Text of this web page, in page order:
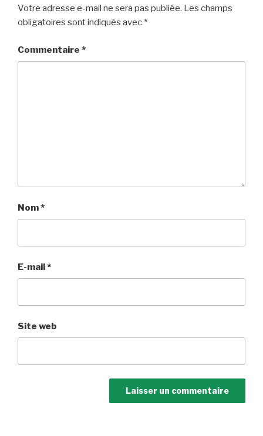
Votre adresse e-mail ne sera pas publiée. Les champs
obligatoires sont indiqués avec *
Commentaire *
Nom*
E-mail*
Site web